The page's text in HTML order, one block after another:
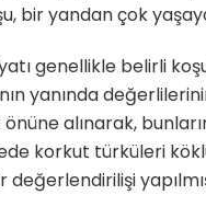
bir yandan çok
genellikle belirli
yanında
alınarak,
korkut türküleri
değerlendirilişi